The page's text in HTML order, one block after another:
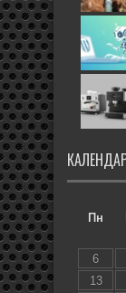
Пн
6
13